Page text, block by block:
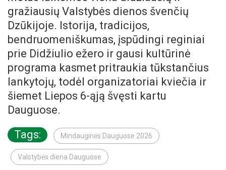
gražiausių Valstybės dienos švenčių
Dzūkijoje. Istorija, tradicijos,
bendruomeniškumas, įspūdingi reginiai
prie Didžiulio ežero ir gausi kultūrinė
programa kasmet pritraukia tūkstančius
lankytojų, todėl organizatoriai kviečia ir
šiemet Liepos 6-ąją švęsti kartu
Dauguose.
Tags:
Mindauginės Dauguose 2026
Valstybės diena Dauguose